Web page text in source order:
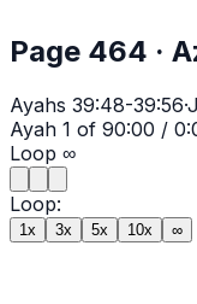
Page 464 ·
Ayahs 39:48-39:56·
Ayah 1 of 90:00 /
Loop ∞
Loop:
1x 3x 5x 10x ∞